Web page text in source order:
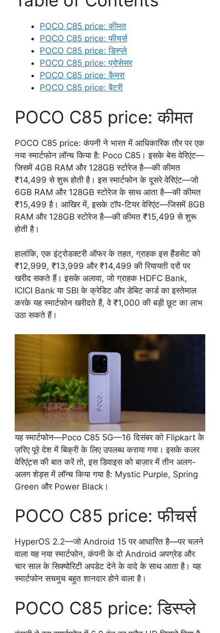
POCO C85 price: कीमत
POCO C85 price: फीचर्स
POCO C85 price: डिस्प्ले
POCO C85 price: प्रोसेसर
POCO C85 price: कैमरा
POCO C85 price: बैटरी
POCO C85 price: कीमत
POCO C85 price: कंपनी ने भारत में आधिकारिक तौर पर एक
नया स्मार्टफोन लॉन्च किया है: Poco C85। इसके बेस वेरिएंट—
जिसमें 4GB RAM और 128GB स्टोरेज है—की कीमत
₹14,499 से शुरू होती है। इस स्मार्टफोन के दूसरे वेरिएंट—जो
6GB RAM और 128GB स्टोरेज के साथ आता है—की कीमत
₹15,499 है। आखिर में, इसके टॉप-टियर वेरिएंट—जिसमें 8GB
RAM और 128GB स्टोरेज है—की कीमत ₹15,499 से शुरू
होती है।
हालांकि, एक इंट्रोडक्टरी ऑफर के तहत, ग्राहक इस हैंडसेट को
₹12,999, ₹13,999 और ₹14,499 की रियायती दरों पर
खरीद सकते हैं। इसके अलावा, जो ग्राहक HDFC Bank,
ICICI Bank या SBI के क्रेडिट और डेबिट कार्ड का इस्तेमाल
करके यह स्मार्टफोन खरीदते हैं, वे ₹1,000 की बड़ी छूट का लाभ
उठा सकते हैं।
यह स्मार्टफोन—Poco C85 5G—16 दिसंबर को Flipkart के
ज़रिए पूरे देश में बिक्री के लिए उपलब्ध कराया गया। इसके कलर
वेरिएंट्स की बात करें तो, इस डिवाइस को बाज़ार में तीन अलग-
अलग शेड्स में लॉन्च किया गया है: Mystic Purple, Spring
Green और Power Black।
POCO C85 price: फीचर्स
HyperOS 2.2—जो Android 15 पर आधारित है—पर चलने
वाला यह नया स्मार्टफोन, कंपनी के दो Android अपग्रेड और
चार साल के सिक्योरिटी अपडेट देने के वादे के साथ आता है। यह
स्मार्टफोन सचमुच बहुत शानदार होने वाला है।
POCO C85 price: डिस्प्ले